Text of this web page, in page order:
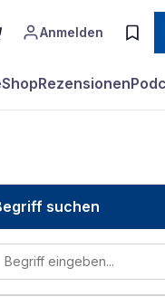
Anmelden
ShopRezensionen
suchen